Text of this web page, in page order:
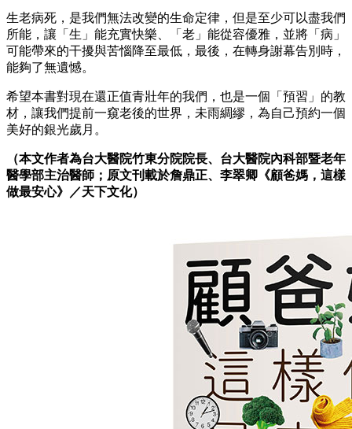
生老病死，是我們無法改變的生命定律，但是至少可以盡我們
所能，讓「生」能充實快樂、「老」能從容優雅，並將「病」
可能帶來的干擾與苦惱降至最低，最後，在轉身謝幕告別時，
能夠了無遺憾。
希望本書對現在還正值青壯年的我們，也是一個「預習」的教
材，讓我們提前一窺老後的世界，未雨綢繆，為自己預約一個
美好的銀光歲月。
（本文作者為台大醫院竹東分院院長、台大醫院內科部暨老年
醫學部主治醫師；原文刊載於詹鼎正、李翠卿《顧爸媽，這樣
做最安心》／天下文化）